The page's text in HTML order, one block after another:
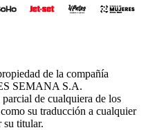
de la compañía
SEMANA S.A.
de cualquiera de los
su traducción a cualquier
su titular.